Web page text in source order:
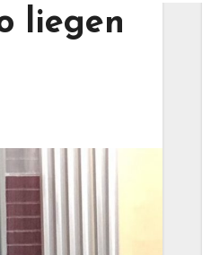
liegen